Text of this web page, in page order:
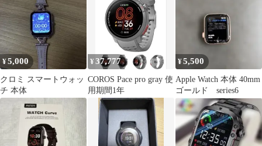
¥5,000
クロミ スマートウォッ
チ 本体
¥37,777
COROS Pace pro gray 使
用期間1年
¥5,500
Apple Watch 本体 40mm
ゴールド series6